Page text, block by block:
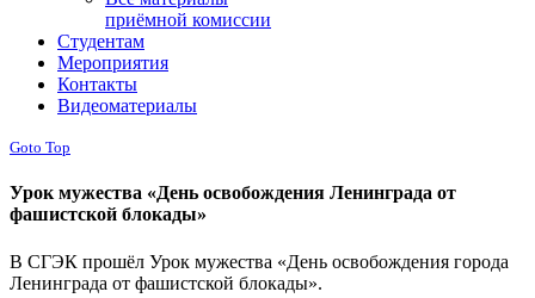
приёмной комиссии
Студентам
Мероприятия
Контакты
Видеоматериалы
Goto Top
Урок мужества «День освобождения Ленинграда от
фашистской блокады»
В СГЭК прошёл Урок мужества «День освобождения города
Ленинграда от фашистской блокады».